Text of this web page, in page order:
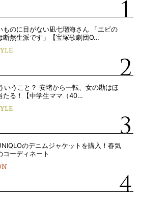
ものに目がない凪七瑠海さん 「エビの
断然生派です」【宝塚歌劇団O…
いうこと？ 安堵から一転、女の勘はほ
たる！【中学生ママ（40…
のデニムジャケットを購入！春気
コーディネート